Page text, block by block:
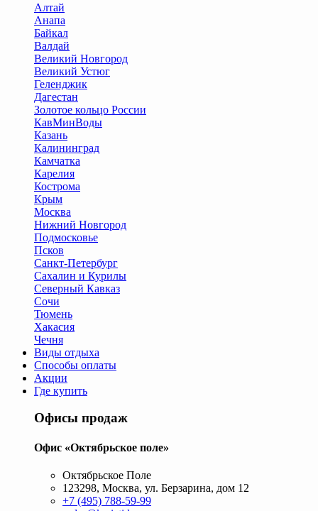
Алтай
Анапа
Байкал
Валдай
Великий Новгород
Великий Устюг
Геленджик
Дагестан
Золотое кольцо России
КавМинВоды
Казань
Калининград
Камчатка
Карелия
Кострома
Крым
Москва
Нижний Новгород
Подмосковье
Псков
Санкт-Петербург
Сахалин и Курилы
Северный Кавказ
Сочи
Тюмень
Хакасия
Чечня
Виды отдыха
Способы оплаты
Акции
Где купить
Офисы продаж
Офис «Октябрьское поле»
Октябрьское Поле
123298, Москва, ул. Берзарина, дом 12
+7 (495) 788-59-99